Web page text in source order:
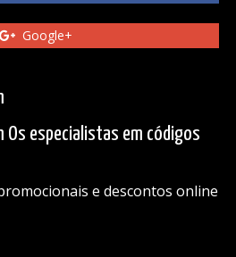
Google+
Os especialistas em códigos
e descontos online